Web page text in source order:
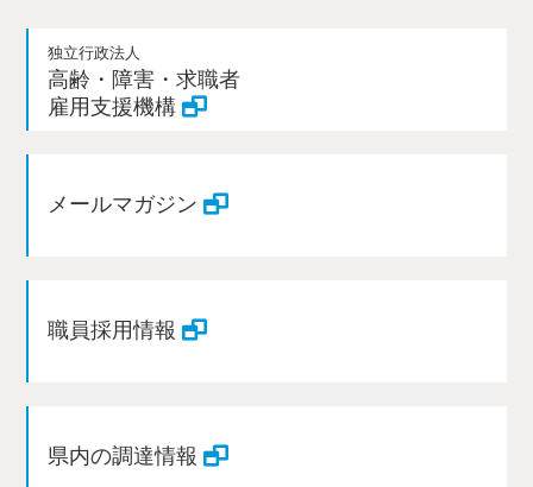
独立行政法人
高齢・障害・求職者
雇用支援機構
メールマガジン
職員採用情報
県内の調達情報